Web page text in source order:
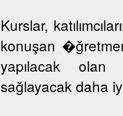
Kurslar,
konuşan
yapılacak olan
sağlayacak daha